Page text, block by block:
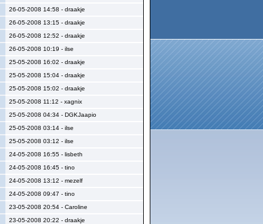
26-05-2008 14:58 - draakje
26-05-2008 13:15 - draakje
26-05-2008 12:52 - draakje
26-05-2008 10:19 - ilse
25-05-2008 16:02 - draakje
25-05-2008 15:04 - draakje
25-05-2008 15:02 - draakje
25-05-2008 11:12 - xagnix
25-05-2008 04:34 - DGKJaapio
25-05-2008 03:14 - ilse
25-05-2008 03:12 - ilse
24-05-2008 16:55 - lisbeth
24-05-2008 16:45 - tino
24-05-2008 13:12 - mezelf
24-05-2008 09:47 - tino
23-05-2008 20:54 - Caroline
23-05-2008 20:22 - draakje